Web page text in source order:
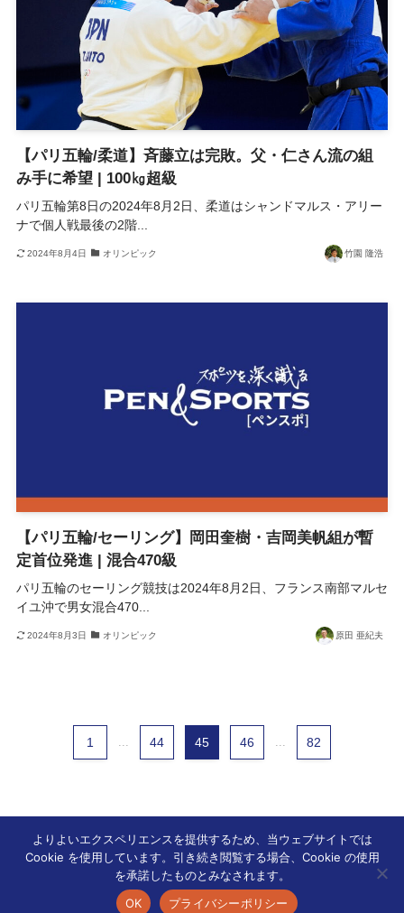
【パリ五輪/柔道】斉藤立は完敗。父・仁さん流の組
み手に希望 | 100㎏超級
パリ五輪第8日の2024年8月2日、柔道はシャンドマルス・アリー
ナで個人戦最後の2階...
2024年8月4日 オリンピック 竹園 隆浩
【パリ五輪/セーリング】岡田奎樹・吉岡美帆組が暫
定首位発進 | 混合470級
パリ五輪のセーリング競技は2024年8月2日、フランス南部マルセ
イユ沖で男女混合470...
2024年8月3日 オリンピック 原田 亜紀夫
1 ... 44 45 46 ... 82
よりよいエクスペリエンスを提供するため、当ウェブサイトでは
Cookie を使用しています。引き続き閲覧する場合、Cookie の使用
を承諾したものとみなされます。
OK
プライバシーポリシー